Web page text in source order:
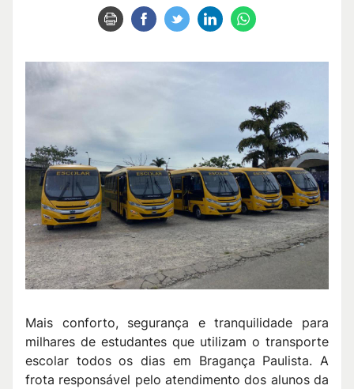
Mais conforto, segurança e tranquilidade para
milhares de estudantes que utilizam o transporte
escolar todos os dias em Bragança Paulista. A
frota responsável pelo atendimento dos alunos da